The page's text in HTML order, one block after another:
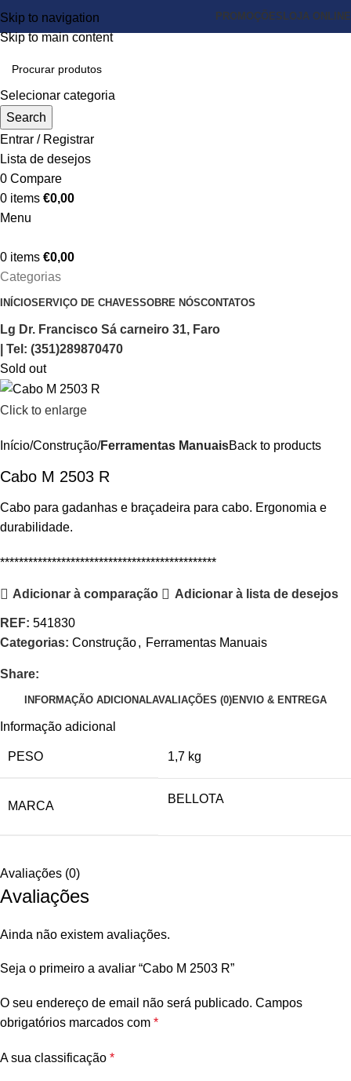
Skip to navigation
Skip to main content
PROMOÇÕES LOJA ONLINE
Selecionar categoria
Search
Entrar / Registrar
Lista de desejos
0 Compare
0 items €0,00
Menu
0 items €0,00
Categorias
INÍCIOSERVIÇO DE CHAVESSOBRE NÓSCONTATOS
Lg Dr. Francisco Sá carneiro 31, Faro
| Tel: (351)289870470
Sold out
Click to enlarge
Início Construção Ferramentas ManuaisBack to products
Cabo M 2503 R
Cabo para gadanhas e braçadeira para cabo. Ergonomia e
durabilidade.
**********************************************
Adicionar à comparação Adicionar à lista de desejos
REF: 541830
Categorias: Construção, Ferramentas Manuais
Share:
INFORMAÇÃO ADICIONALAVALIAÇÕES (0)ENVIO & ENTREGA
Informação adicional
PESO 1,7 kg
MARCA
BELLOTA
Avaliações (0)
Avaliações
Ainda não existem avaliações.
Seja o primeiro a avaliar “Cabo M 2503 R”
O seu endereço de email não será publicado. Campos
obrigatórios marcados com *
A sua classificação *